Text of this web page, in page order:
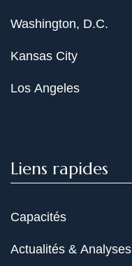
Washington, D.C.
Kansas City
Los Angeles
Liens rapides
Capacités
Actualités & Analyses